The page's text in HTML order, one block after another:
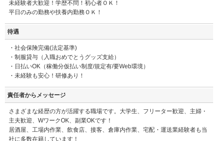
未経験者大歓迎！学歴不問！初心者ＯＫ！
平日のみの勤務や扶養内勤務ＯＫ！
待遇
・社会保険完備(法定基準)
・制服貸与（入職おめでとうグッズ支給）
・日払いOK（稼働分仮払い制度/規定有/要Web環境）
・未経験も安心！研修あり！
責任者からメッセージ
さまざまな経歴の方が活躍する職場です。大学生、フリーター歓迎、主婦・
主夫歓迎、WワークOK、副業OKです！
居酒屋、工場内作業、飲食店、接客、倉庫内作業、宅配・運送業経験者も当
社に多数在籍しています！